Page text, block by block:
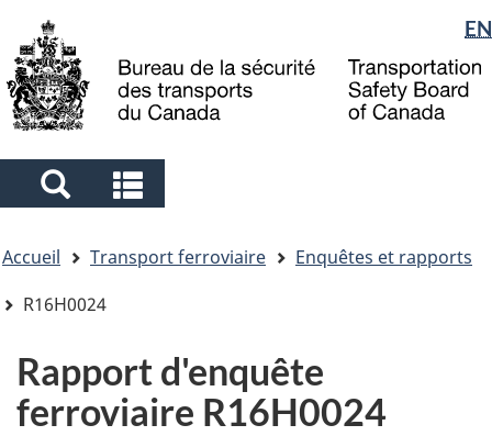
to
main
to
"About
government"
à
la
Sélection
de
la
langue
EN
Search
and
menus
and
menus
êtes
ici
Accueil Transport ferroviaire
Enquêtes et rapports
R16H0024
Rapport d'enquête
ferroviaire R16H0024